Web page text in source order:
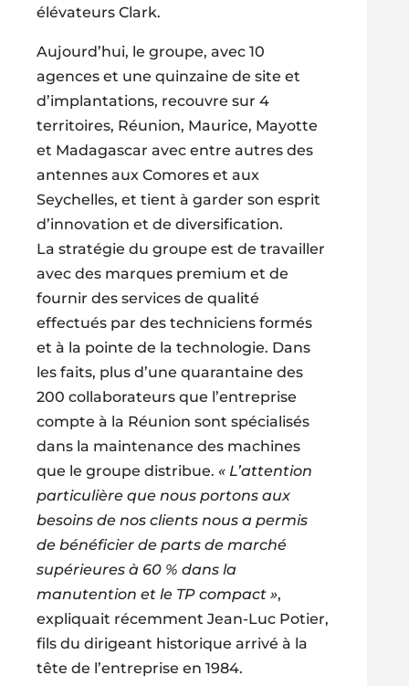
élévateurs Clark.
Aujourd’hui, le groupe, avec 10
agences et une quinzaine de site et
d’implantations, recouvre sur 4
territoires, Réunion, Maurice, Mayotte
et Madagascar avec entre autres des
antennes aux Comores et aux
Seychelles, et tient à garder son esprit
d’innovation et de diversification.
La stratégie du groupe est de travailler
avec des marques premium et de
fournir des services de qualité
effectués par des techniciens formés
et à la pointe de la technologie. Dans
les faits, plus d’une quarantaine des
200 collaborateurs que l’entreprise
compte à la Réunion sont spécialisés
dans la maintenance des machines
que le groupe distribue. « L’attention
particulière que nous portons aux
besoins de nos clients nous a permis
de bénéficier de parts de marché
supérieures à 60 % dans la
manutention et le TP compact »,
expliquait récemment Jean-Luc Potier,
fils du dirigeant historique arrivé à la
tête de l’entreprise en 1984.